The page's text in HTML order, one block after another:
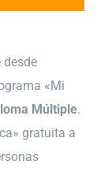
desde
«Mi
Múltiple.
gratuita a